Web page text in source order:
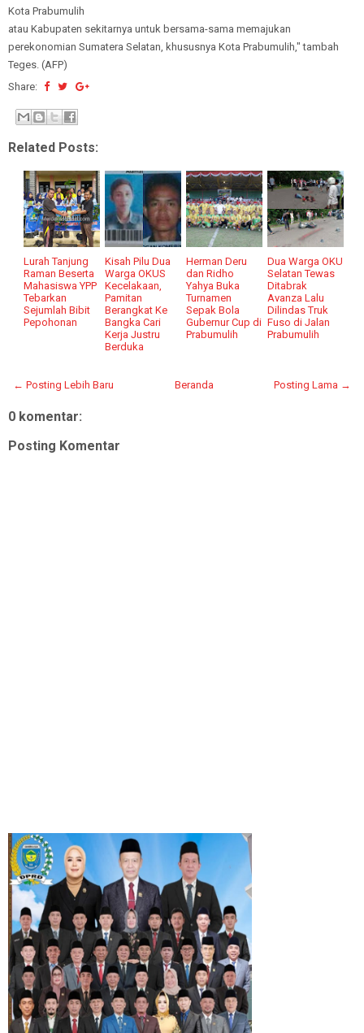
Kota Prabumulih
atau Kabupaten sekitarnya untuk bersama-sama memajukan
perekonomian Sumatera Selatan, khususnya Kota Prabumulih," tambah
Teges. (AFP)
Share:
Related Posts:
Lurah Tanjung
Raman Beserta
Mahasiswa YPP
Tebarkan
Sejumlah Bibit
Pepohonan
Kisah Pilu Dua
Warga OKUS
Kecelakaan,
Pamitan
Berangkat Ke
Bangka Cari
Kerja Justru
Berduka
Herman Deru
dan Ridho
Yahya Buka
Turnamen
Sepak Bola
Gubernur Cup di
Prabumulih
Dua Warga OKU
Selatan Tewas
Ditabrak
Avanza Lalu
Dilindas Truk
Fuso di Jalan
Prabumulih
← Posting Lebih Baru Posting Lama →
Beranda
0 komentar:
Posting Komentar